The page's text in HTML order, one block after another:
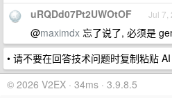
uRQDd07Pt2UWOtOF Jul 7,
@maximdx 忘了说了, 必须是
• 请不要在回答技术问题时复制粘贴
© 2026 V2EX · 34ms · 3.9.8.5